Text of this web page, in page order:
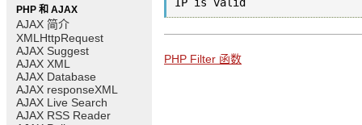
PHP 和 AJAX
AJAX 简介
XMLHttpRequest
AJAX Suggest
AJAX XML
AJAX Database
AJAX responseXML
AJAX Live Search
AJAX RSS Reader
PHP Filter 函数